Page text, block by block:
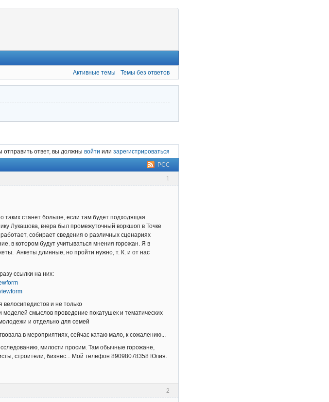
Активные темы Темы без ответов
отправить ответ, вы должны войти или зарегистрироваться
РСС
1
таких станет больше, если там будет подходящая
Лукашова, вчера был промежуточный воркшоп в Точке
собирает сведения о различных сценариях
в котором будут учитываться мнения горожан. Я в
Анкеты длинные, но пройти нужно, т. К. и от нас
ссылки на них:
и не только
смыслов проведение покатушек и тематических
и отдельно для семей
в мероприятиях, сейчас катаю мало, к сожалению...
милости просим. Там обычные горожане,
строители, бизнес... Мой телефон 89098078358 Юлия.
2